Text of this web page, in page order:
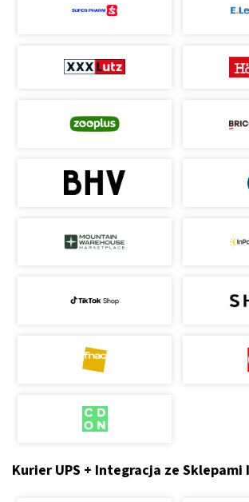
Kurier UPS + Integracja ze